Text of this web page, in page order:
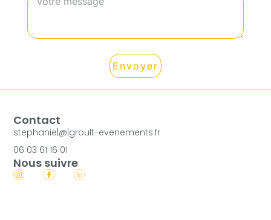
Envoyer
Contact
stephanie|@|groult-evenements.fr
06 03 61 16 01
Nous suivre